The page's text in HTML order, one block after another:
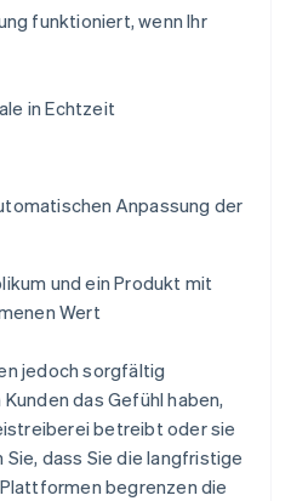
funktioniert, wenn Ihr
in Echtzeit
Anpassung der
und ein Produkt mit
Wert
jedoch sorgfältig
das Gefühl haben,
betreibt oder sie
dass Sie die langfristige
begrenzen die